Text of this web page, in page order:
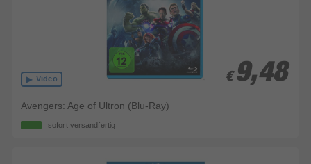
Video € 9,48
€ 9,48
Avengers: Age of Ultron (Blu-Ray)
sofort versandfertig